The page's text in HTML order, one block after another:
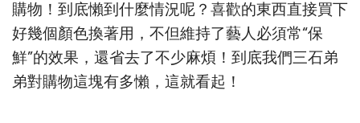
購物！到底懶到什麼情況呢？喜歡的東西直接買下
好幾個顏色換著用，不但維持了藝人必須常“保
鮮”的效果，還省去了不少麻煩！到底我們三石弟
弟對購物這塊有多懶，這就看起！